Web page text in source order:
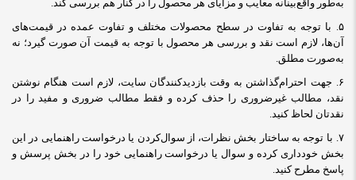
به‌طور واقع‌بینانه معایب و مزایای هر محصول را در کنار هم بررسی کند.
۵.
با توجه به تفاوت در سطح محصولات مختلف و تفاوت عمده در قیمت‌های
آن‌ها، لازم است نقد و بررسی هر محصول با توجه به قیمت آن صورت گیرد؛ نه
به‌صورت مطلق.
۶.
جهت احترام‌گذاشتن به وقت بازدیدکنندگان سایت، لازم است هنگام نوشتن
نقد، مطالب غیرضروری را حذف کرده و فقط مطالب ضروری و مفید را در
نقدتان لحاظ کنید.
۷. با توجه به ساختار بخش نظرات، از سوال‌کردن یا درخواست راهنمایی در این
بخش خودداری کرده و سوال یا درخواست راهنمایی خود را در بخش پرسش و
پاسخ مطرح کنید.